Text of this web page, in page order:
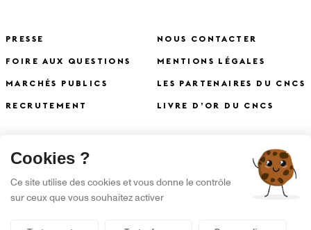
PRESSE
FOIRE AUX QUESTIONS
MARCHÉS PUBLICS
RECRUTEMENT
NOUS CONTACTER
MENTIONS LÉGALES
LES PARTENAIRES DU CNCS
LIVRE D’OR DU CNCS
S'INSCRIRE À LA NEWSLETTER X
Cookies ?
Ce site utilise des cookies et vous donne le contrôle
sur ceux que vous souhaitez activer